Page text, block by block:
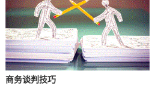
商务谈判技巧